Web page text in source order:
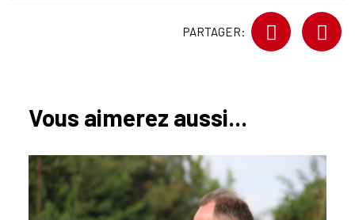
PARTAGER:
Vous aimerez aussi...